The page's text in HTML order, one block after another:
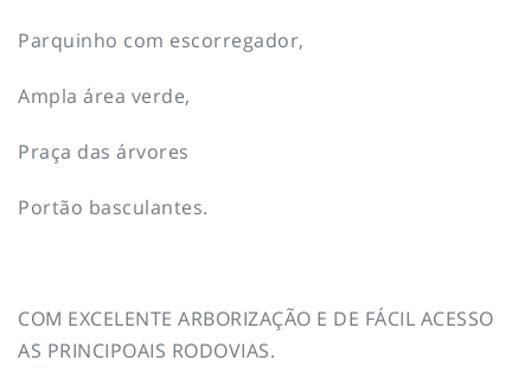
Parquinho com escorregador,
Ampla área verde,
Praça das árvores
Portão basculantes.
COM EXCELENTE ARBORIZAÇÃO E DE FÁCIL ACESSO
AS PRINCIPOAIS RODOVIAS.